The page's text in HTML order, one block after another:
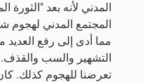
المجتمع المدني
مما أدى إلى رفع العديد
التشهير والسب والقذف.
تعرضنا للهجوم كذلك.